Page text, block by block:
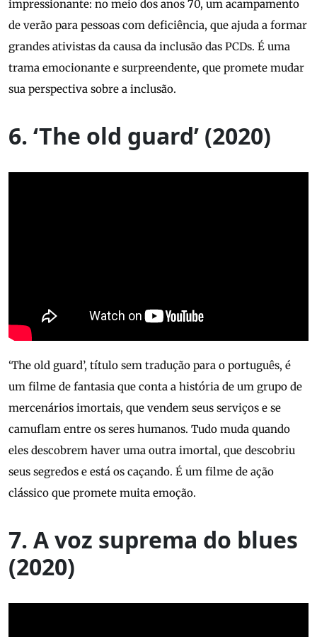
impressionante: no meio dos anos 70, um acampamento
de verão para pessoas com deficiência, que ajuda a formar
grandes ativistas da causa da inclusão das PCDs. É uma
trama emocionante e surpreendente, que promete mudar
sua perspectiva sobre a inclusão.
6. ‘The old guard’ (2020)
‘The old guard’, título sem tradução para o português, é
um filme de fantasia que conta a história de um grupo de
mercenários imortais, que vendem seus serviços e se
camuflam entre os seres humanos. Tudo muda quando
eles descobrem haver uma outra imortal, que descobriu
seus segredos e está os caçando. É um filme de ação
clássico que promete muita emoção.
7. A voz suprema do blues
(2020)